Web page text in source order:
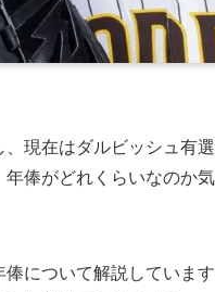
現在はダルビッシュ有
俸がどれくらいなのか
について解説していま